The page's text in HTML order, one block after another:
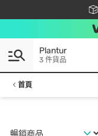
Plantur
3 件貨品
首頁